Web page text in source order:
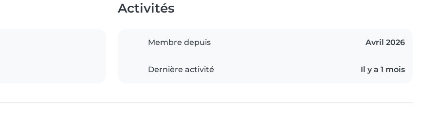
Activités
Membre depuis Avril 2026
Dernière activité Il y a 1 mois